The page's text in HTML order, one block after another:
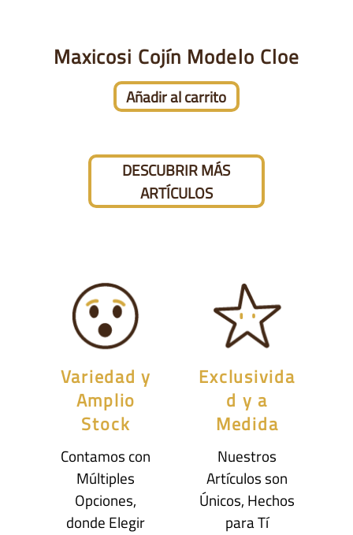
Maxicosi Cojín Modelo Cloe
Añadir al carrito
DESCUBRIR MÁS
ARTÍCULOS
Variedad y
Amplio
Stock
Contamos con
Múltiples
Opciones,
donde Elegir
Exclusivida
d y a
Medida
Nuestros
Artículos son
Únicos, Hechos
para Tí